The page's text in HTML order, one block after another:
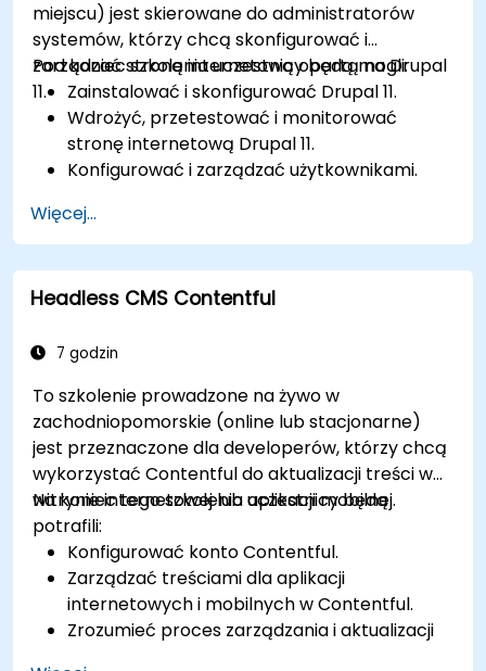
Wykorzystywać narzędzia analityczne do
pomiaru skuteczności treści.
miejscu) jest skierowane do administratorów
systemów, którzy chcą skonfigurować i
zarządzać stroną internetową opartą na Drupal
11.
Pod koniec szkolenia uczestnicy będą mogli:
Zainstalować i skonfigurować Drupal 11.
Wdrożyć, przetestować i monitorować
stronę internetową Drupal 11.
Konfigurować i zarządzać użytkownikami.
Optymalizować wydajność strony
internetowej Drupal 11.
Wykonywać zaplanowane kopie zapasowe.
Wdrażać wiele wersji strony internetowej
Więcej...
Headless CMS Contentful
7 godzin
To szkolenie prowadzone na żywo w
zachodniopomorskie (online lub stacjonarne)
jest przeznaczone dla developerów, którzy chcą
wykorzystać Contentful do aktualizacji treści w
witrynie internetowej lub aplikacji mobilnej.
Na koniec tego szkolenia uczestnicy będą
potrafili:
Konfigurować konto Contentful.
Zarządzać treściami dla aplikacji
internetowych i mobilnych w Contentful.
Zrozumieć proces zarządzania i aktualizacji